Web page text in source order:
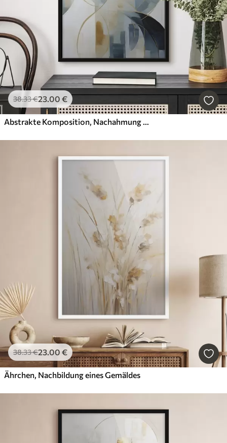
38.33€23.00 €
Abstrakte Komposition, Nachahmung der Malerei
38.33€23.00 €
Ährchen, Nachbildung eines Gemäldes